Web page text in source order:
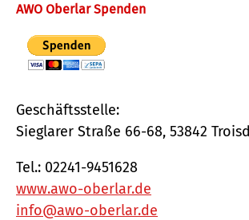
AWO Oberlar Spenden
Geschäftsstelle:
Sieglarer Straße 66-68, 53842
Tel.: 02241-9451628
www.awo-oberlar.de
info@awo-oberlar.de